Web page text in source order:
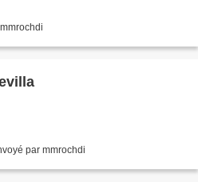
par mmrochdi